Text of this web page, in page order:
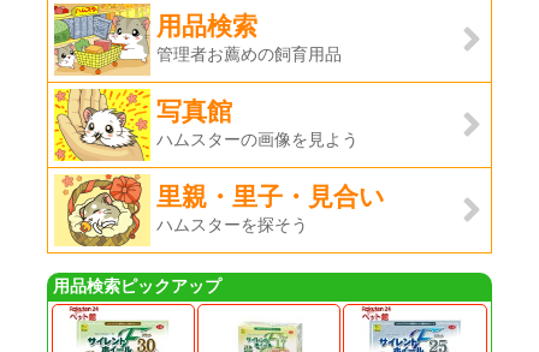
用品検索
管理者お薦めの飼育用品
写真館
ハムスターの画像を見よう
里親・里子・見合い
ハムスターを探そう
用品検索ピックアップ